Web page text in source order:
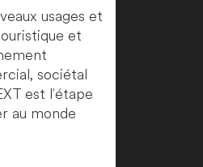
usages et
et
sociétal
est l'étape
au monde